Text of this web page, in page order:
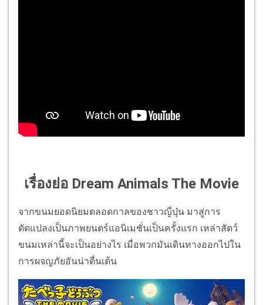
เรื่องย่อ Dream Animals The Movie
จากขนมยอดนิยมตลอดกาลของชาวญี่ปุ่น มาสู่การ
ดัดแปลงเป็นภาพยนตร์แอนิเมชั่นเป็นครั้งแรก เหล่าสัตว์
ขนมเหล่านี้จะเป็นอย่างไร เมื่อพวกมันเดินทางออกไปใน
การผจญภัยอันน่าตื่นเต้น